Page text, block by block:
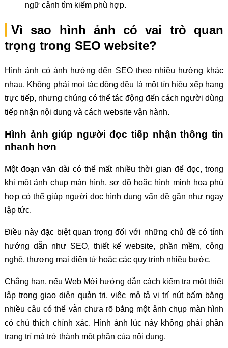
ngữ cảnh tìm kiếm phù hợp.
Vì sao hình ảnh có vai trò quan
trọng trong SEO website?
Hình ảnh có ảnh hưởng đến SEO theo nhiều hướng khác
nhau. Không phải mọi tác động đều là một tín hiệu xếp hạng
trực tiếp, nhưng chúng có thể tác động đến cách người dùng
tiếp nhận nội dung và cách website vận hành.
Hình ảnh giúp người đọc tiếp nhận thông tin
nhanh hơn
Một đoạn văn dài có thể mất nhiều thời gian để đọc, trong
khi một ảnh chụp màn hình, sơ đồ hoặc hình minh họa phù
hợp có thể giúp người đọc hình dung vấn đề gần như ngay
lập tức.
Điều này đặc biệt quan trọng đối với những chủ đề có tính
hướng dẫn như SEO, thiết kế website, phần mềm, công
nghệ, thương mại điện tử hoặc các quy trình nhiều bước.
Chẳng hạn, nếu Web Mới hướng dẫn cách kiểm tra một thiết
lập trong giao diện quản trị, việc mô tả vị trí nút bấm bằng
nhiều câu có thể vẫn chưa rõ bằng một ảnh chụp màn hình
có chú thích chính xác. Hình ảnh lúc này không phải phần
trang trí mà trở thành một phần của nội dung.